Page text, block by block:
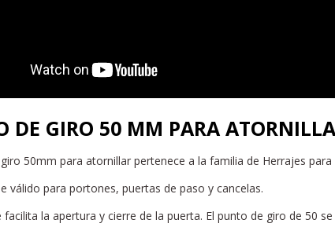
DE GIRO 50 MM PARA
50mm para atornillar pertenece a la familia de Herrajes para
válido para portones, puertas de paso y cancelas.
facilita la apertura y cierre de la puerta. El punto de giro de 50